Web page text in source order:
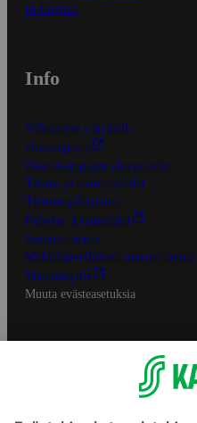
In English
Info
S-Business yrityksille
Oiva-raportit
Osuuskauppojen yhteystiedot
Tilaus- ja toimitusehdot
Tietosuojakäytäntö
Palvelun käyttöehdot
Saavutettavuus
Mobiilisovelluksen saavutettavuus
Mainostajalle
Muuta evästeasetuksia
S-ryhmän palvelut